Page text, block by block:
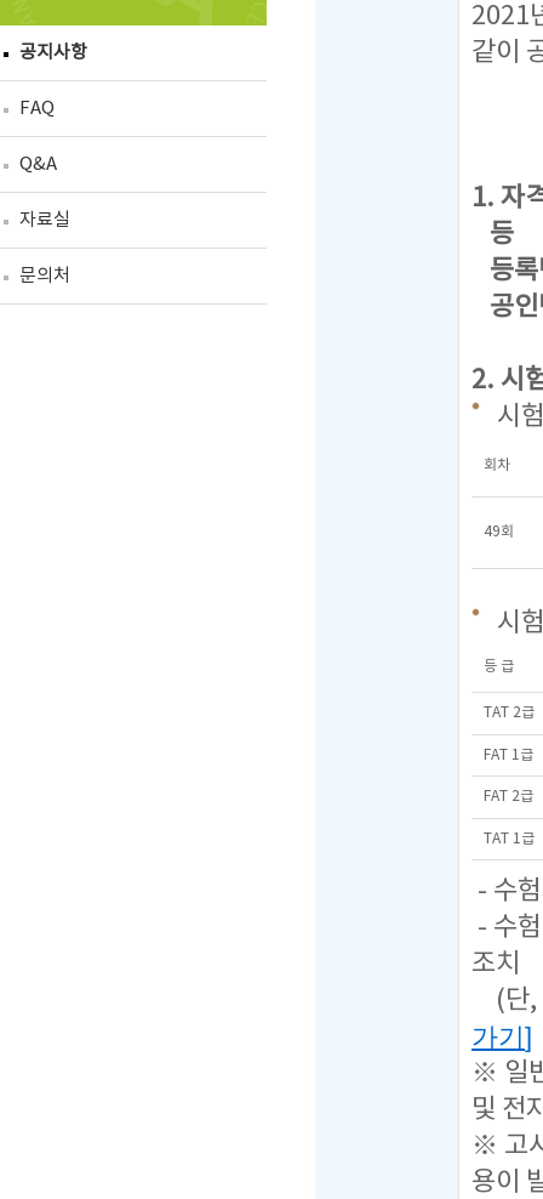
공지사항
FAQ
Q&A
자료실
문의처
2021
같이
1. 자
등
등
공인
2. 시
시
회차
49회
시
등 급
TAT 2급
FAT 1급
FAT 2급
TAT 1급
- 수
- 수
조치
(단,
가기]
※ 일
및 전
※ 고
용이